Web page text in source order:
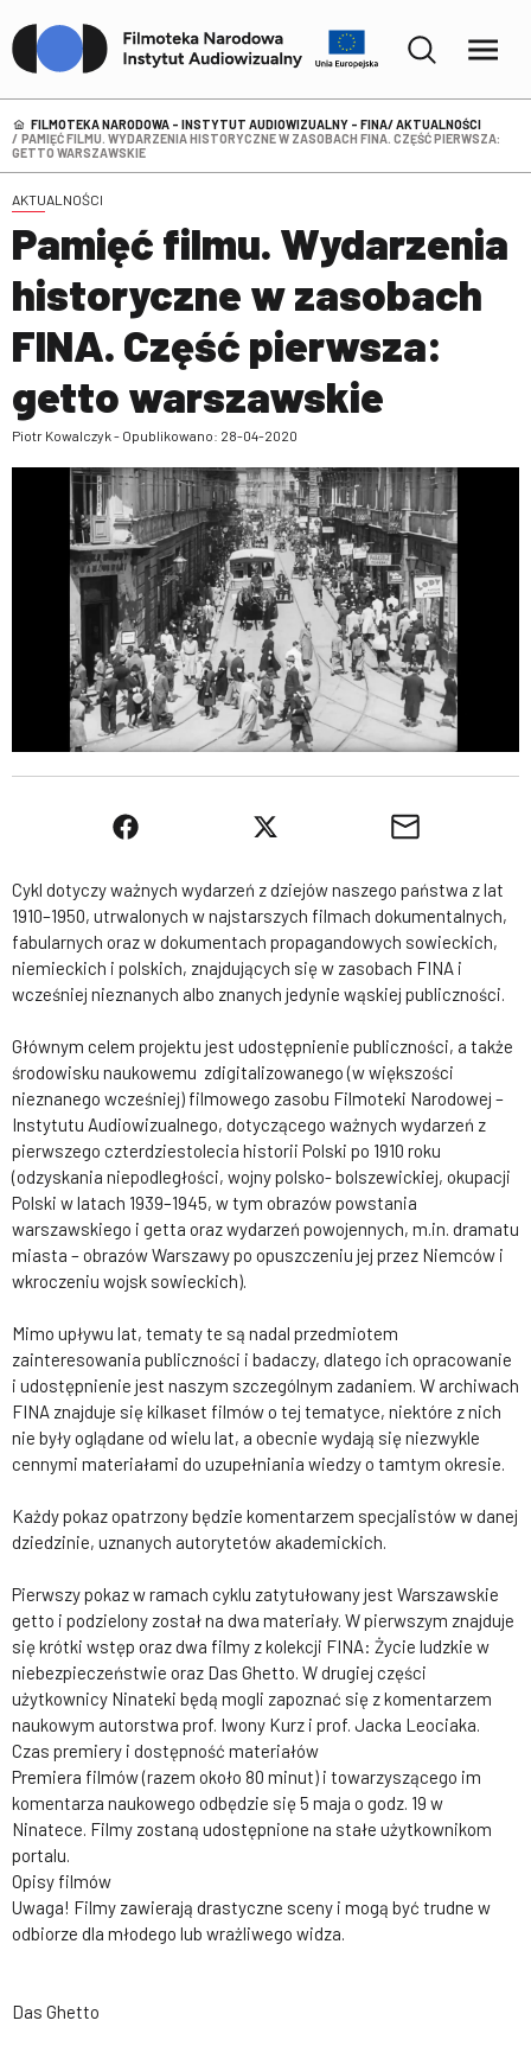
FILMOTEKA NARODOWA – INSTYTUT AUDIOWIZUALNY - FINA AKTUALNOŚCI
PAMIĘĆ FILMU. WYDARZENIA HISTORYCZNE W ZASOBACH FINA. CZĘŚĆ PIERWSZA:
GETTO WARSZAWSKIE
AKTUALNOŚCI
Pamięć filmu. Wydarzenia
historyczne w zasobach
FINA. Część pierwsza:
getto warszawskie
Piotr Kowalczyk - Opublikowano: 28-04-2020
Cykl dotyczy ważnych wydarzeń z dziejów naszego państwa z lat
1910–1950, utrwalonych w najstarszych filmach dokumentalnych,
fabularnych oraz w dokumentach propagandowych sowieckich,
niemieckich i polskich, znajdujących się w zasobach FINA i
wcześniej nieznanych albo znanych jedynie wąskiej publiczności.
Głównym celem projektu jest udostępnienie publiczności, a także
środowisku naukowemu zdigitalizowanego (w większości
nieznanego wcześniej) filmowego zasobu Filmoteki Narodowej –
Instytutu Audiowizualnego, dotyczącego ważnych wydarzeń z
pierwszego czterdziestolecia historii Polski po 1910 roku
(odzyskania niepodległości, wojny polsko- bolszewickiej, okupacji
Polski w latach 1939–1945, w tym obrazów powstania
warszawskiego i getta oraz wydarzeń powojennych, m.in. dramatu
miasta – obrazów Warszawy po opuszczeniu jej przez Niemców i
wkroczeniu wojsk sowieckich).
Mimo upływu lat, tematy te są nadal przedmiotem
zainteresowania publiczności i badaczy, dlatego ich opracowanie
i udostępnienie jest naszym szczególnym zadaniem. W archiwach
FINA znajduje się kilkaset filmów o tej tematyce, niektóre z nich
nie były oglądane od wielu lat, a obecnie wydają się niezwykle
cennymi materiałami do uzupełniania wiedzy o tamtym okresie.
Każdy pokaz opatrzony będzie komentarzem specjalistów w danej
dziedzinie, uznanych autorytetów akademickich.
Pierwszy pokaz w ramach cyklu zatytułowany jest Warszawskie
getto i podzielony został na dwa materiały. W pierwszym znajduje
się krótki wstęp oraz dwa filmy z kolekcji FINA: Życie ludzkie w
niebezpieczeństwie oraz Das Ghetto. W drugiej części
użytkownicy Ninateki będą mogli zapoznać się z komentarzem
naukowym autorstwa prof. Iwony Kurz i prof. Jacka Leociaka.
Czas premiery i dostępność materiałów
Premiera filmów (razem około 80 minut) i towarzyszącego im
komentarza naukowego odbędzie się 5 maja o godz. 19 w
Ninatece. Filmy zostaną udostępnione na stałe użytkownikom
portalu.
Opisy filmów
Uwaga! Filmy zawierają drastyczne sceny i mogą być trudne w
odbiorze dla młodego lub wrażliwego widza.
Das Ghetto